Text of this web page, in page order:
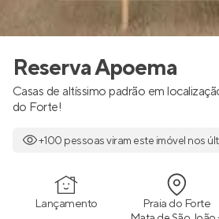
Reserva Apoema
Casas de altíssimo padrão em
do Forte!
+100 pessoas viram este imóvel nos
Lançamento Praia do Forte